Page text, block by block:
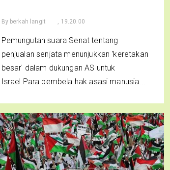
By berkah langit , 19.20.00
Pemungutan suara Senat tentang
penjualan senjata menunjukkan 'keretakan
besar' dalam dukungan AS untuk
Israel.Para pembela hak asasi manusia...